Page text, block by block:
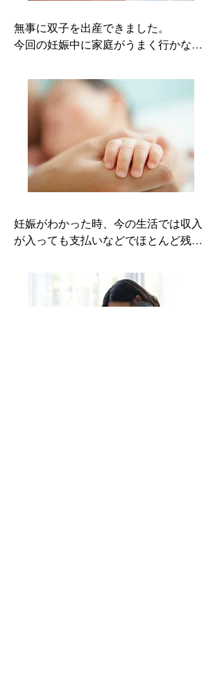
無事に双子を出産できました。
今回の妊娠中に家庭がうまく行かなく
に相談しても解決できる兆しもなく。
お腹が大きくなるにつれ不安も増して
いく中で、円ブリオ基金センターを知
り藁にもすがる思いで相談いたしまし
た。
私にも余裕が生まれたときに、必ず恩
返しをさせて下さい。
（令和5年8月ご出産）
妊娠がわかった時、今の生活では収入
が入っても支払いなどでほとんど残ら
健診費を払うのがやっとでした。
円ブリオで支援をしていただき、お金
の面はもちろんですが、精神的にすご